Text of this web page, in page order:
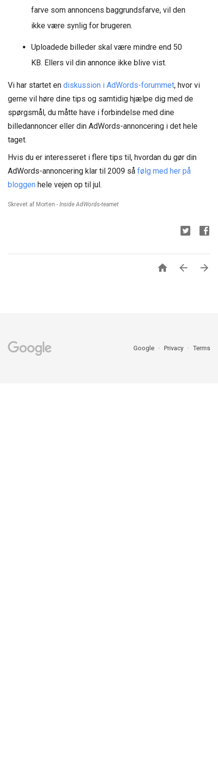
farve som annoncens baggrundsfarve, vil den
ikke være synlig for brugeren.
Uploadede billeder skal være mindre end 50
KB. Ellers vil din annonce ikke blive vist.
Vi har startet en diskussion i AdWords-forummet, hvor vi
gerne vil høre dine tips og samtidig hjælpe dig med de
spørgsmål, du måtte have i forbindelse med dine
billedannoncer eller din AdWords-annoncering i det hele
taget.
Hvis du er interesseret i flere tips til, hvordan du gør din
AdWords-annoncering klar til 2009 så følg med her på
bloggen hele vejen op til jul.
Skrevet af Morten - Inside AdWords-teamet
  
Google Privacy Terms